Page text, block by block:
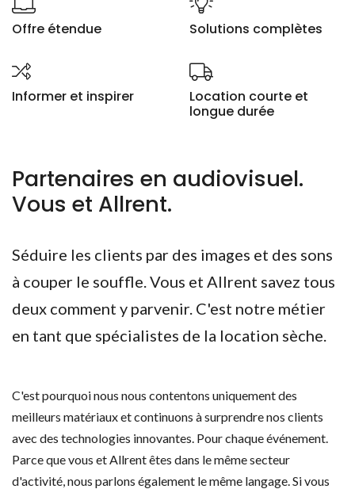
Offre étendue Solutions complètes
Informer et inspirer
Location courte et
longue durée
Partenaires en audiovisuel.
Vous et Allrent.
Séduire les clients par des images et des sons
à couper le souffle. Vous et Allrent savez tous
deux comment y parvenir. C'est notre métier
en tant que spécialistes de la location sèche.
C'est pourquoi nous nous contentons uniquement des
meilleurs matériaux et continuons à surprendre nos clients
avec des technologies innovantes. Pour chaque événement.
Parce que vous et Allrent êtes dans le même secteur
d'activité, nous parlons également le même langage. Si vous